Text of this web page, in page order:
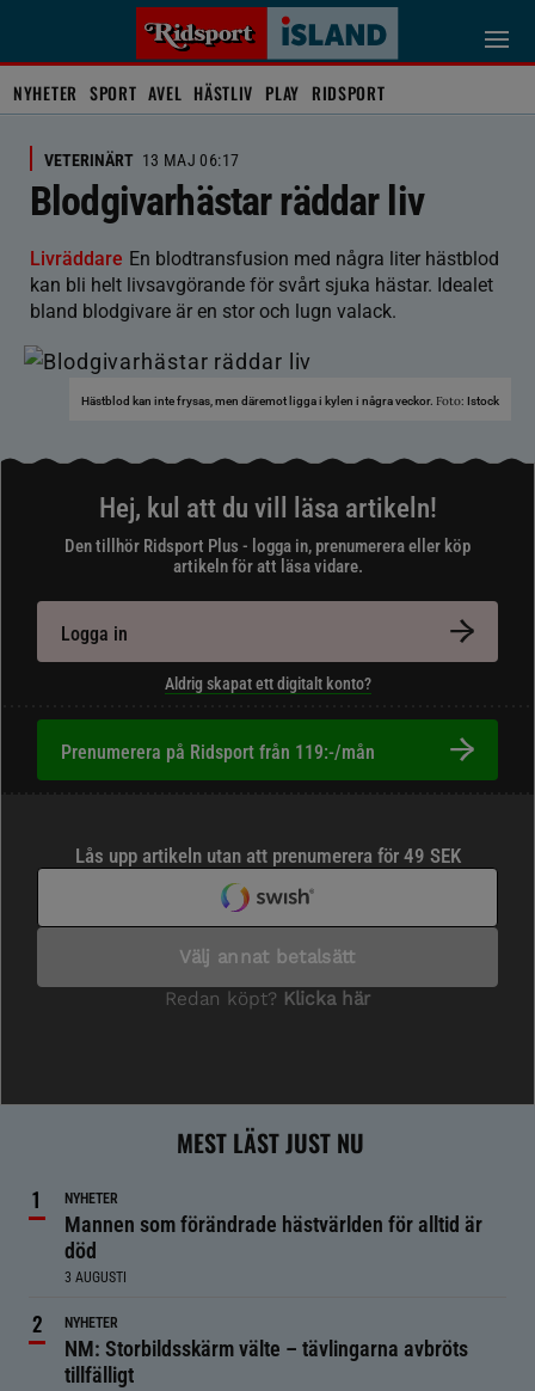
NYHETER SPORT AVEL HÄSTLIV PLAY RIDSPORT
VETERINÄRT 13 MAJ 06:17
Blodgivarhästar räddar liv
Livräddare En blodtransfusion med några liter hästblod
kan bli helt livsavgörande för svårt sjuka hästar. Idealet
bland blodgivare är en stor och lugn valack.
Hästblod kan inte frysas, men däremot ligga i kylen i några veckor. Foto: Istock
Hej, kul att du vill läsa artikeln!
Den tillhör Ridsport Plus - logga in, prenumerera eller köp
artikeln för att läsa vidare.
Logga in
Aldrig skapat ett digitalt konto?
Prenumerera på Ridsport från 119:-/mån
MEST LÄST JUST NU
NYHETER
Mannen som förändrade hästvärlden för alltid är
död
3 AUGUSTI
NYHETER
NM: Storbildsskärm välte – tävlingarna avbröts
tillfälligt